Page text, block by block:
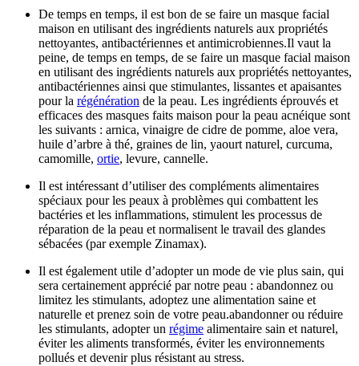
De temps en temps, il est bon de se faire un masque facial
maison en utilisant des ingrédients naturels aux propriétés
nettoyantes, antibactériennes et antimicrobiennes.Il vaut la
peine, de temps en temps, de se faire un masque facial maison
en utilisant des ingrédients naturels aux propriétés nettoyantes,
antibactériennes ainsi que stimulantes, lissantes et apaisantes
pour la régénération de la peau. Les ingrédients éprouvés et
efficaces des masques faits maison pour la peau acnéique sont
les suivants : arnica, vinaigre de cidre de pomme, aloe vera,
huile d’arbre à thé, graines de lin, yaourt naturel, curcuma,
camomille, ortie, levure, cannelle.
Il est intéressant d’utiliser des compléments alimentaires
spéciaux pour les peaux à problèmes qui combattent les
bactéries et les inflammations, stimulent les processus de
réparation de la peau et normalisent le travail des glandes
sébacées (par exemple Zinamax).
Il est également utile d’adopter un mode de vie plus sain, qui
sera certainement apprécié par notre peau : abandonnez ou
limitez les stimulants, adoptez une alimentation saine et
naturelle et prenez soin de votre peau.abandonner ou réduire
les stimulants, adopter un régime alimentaire sain et naturel,
éviter les aliments transformés, éviter les environnements
pollués et devenir plus résistant au stress.